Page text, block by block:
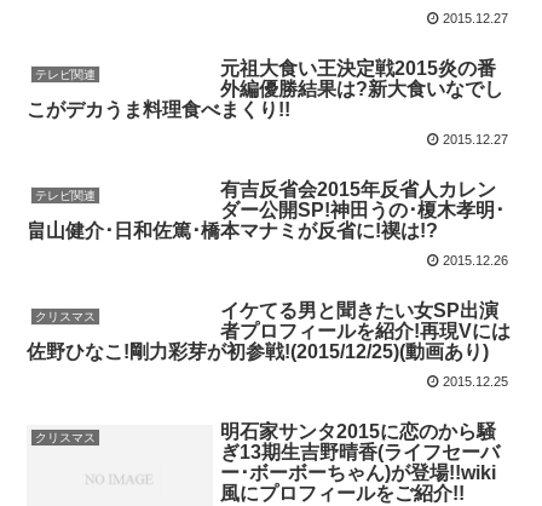
2015.12.27
テレビ関連
元祖大食い王決定戦2015炎の番
外編優勝結果は?新大食いなでし
こがデカうま料理食べまくり!!
2015.12.27
テレビ関連
有吉反省会2015年反省人カレン
ダー公開SP!神田うの･榎木孝明･
畠山健介･日和佐篤･橋本マナミが反省に!禊は!?
2015.12.26
クリスマス
イケてる男と聞きたい女SP出演
者プロフィールを紹介!再現Vには
佐野ひなこ!剛力彩芽が初参戦!(2015/12/25)(動画あり)
2015.12.25
クリスマス
明石家サンタ2015に恋のから騒
ぎ13期生吉野晴香(ライフセーバ
ー･ボーボーちゃん)が登場!!wiki
風にプロフィールをご紹介!!